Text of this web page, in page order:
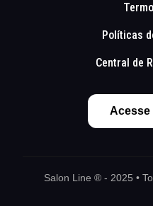
Políticas
Central de
Acesse
Salon Line ® - 2025 •